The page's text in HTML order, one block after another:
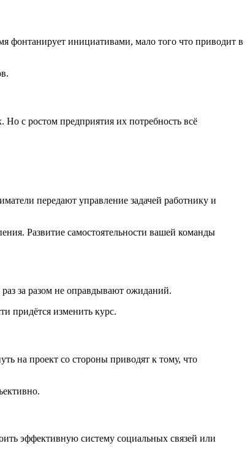
фонтанирует инициативами, мало того что приводит в
Но с ростом предприятия их потребность всё
передают управление задачей работнику и
Развитие самостоятельности вашей команды
за разом не оправдывают ожиданий.
придётся изменить курс.
на проект со стороны приводят к тому, что
эффективную систему социальных связей или